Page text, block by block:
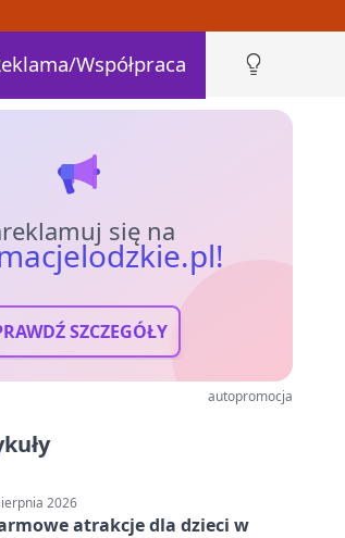
Współpraca
się na
SZCZEGÓŁY
autopromocja
2026
atrakcje dla dzieci w